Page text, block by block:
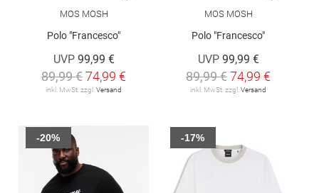
MOS MOSH
Polo "Francesco"
UVP 99,99 €
89,99 €74,99 €
inkl. MwSt. zzgl. Versand
MOS MOSH
Polo "Francesco"
UVP 99,99 €
89,99 €74,99 €
inkl. MwSt. zzgl. Versand
-20% -17%